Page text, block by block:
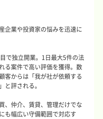
企業や投資家の悩みを迅速に
で独立開業。1日最大5件の法
る案件で高い評価を獲得。数
客からは「我が社が依頼する
評される。
、仲介、賃貸、管理だけでな
も幅広い守備範囲で対応す